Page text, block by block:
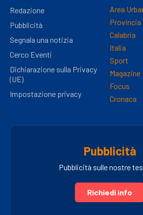
Redazione
Pubblicità
Segnala una notizia
Cerco Eventi
Dichiarazione sulla Privacy
(UE)
Impostazione privacy
Area
Provincia
Calabria
Italia
Sport
Magazine
Focus
Cronaca
Pubblicità
Pubblicità sulle nostre
Richiedi info